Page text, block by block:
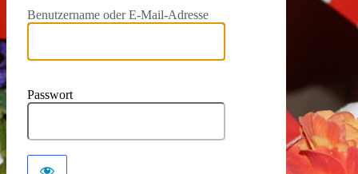
Benutzername oder E-Mail-Adresse
Passwort